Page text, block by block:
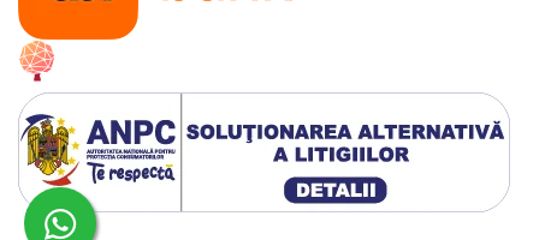
Lego Bluey
Lego City
Lego Classic
Lego Colectia Botanica
Lego Creator
Lego Creator Expert